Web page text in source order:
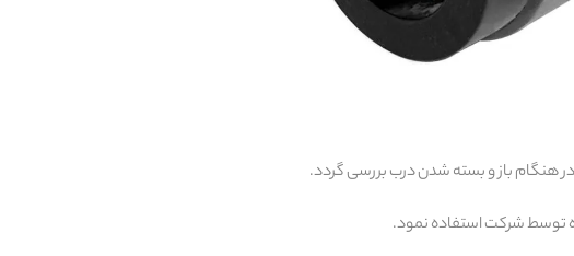
در هنگام باز و بسته شدن درب بررسی گردد.
توسط شرکت استفاده نمود.